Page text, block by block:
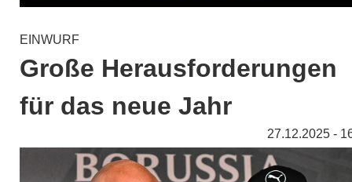
EINWURF
Große Herausforderungen
für das neue Jahr
27.12.2025 -